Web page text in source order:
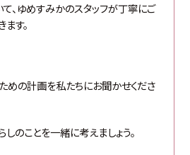
、ゆめすみかのスタッフが丁寧にご
す。
めの計画を私たちにお聞かせくださ
のことを一緒に考えましょう。